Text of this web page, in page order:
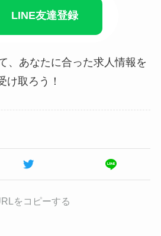
LINE友達登録
、あなたに合った求人情報を
け取ろう！
をコピーする